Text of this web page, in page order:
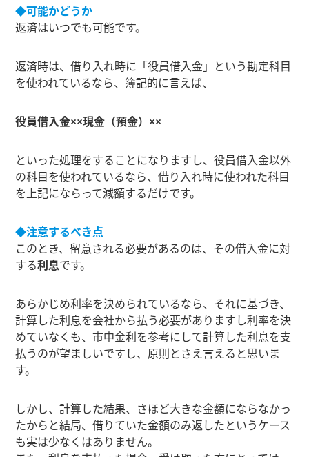
◆可能かどうか
返済はいつでも可能です。
返済時は、借り入れ時に「役員借入金」という勘定科目
を使われているなら、簿記的に言えば、
役員借入金××現金（預金）××
といった処理をすることになりますし、役員借入金以外
の科目を使われているなら、借り入れ時に使われた科目
を上記にならって減額するだけです。
◆注意するべき点
このとき、留意される必要があるのは、その借入金に対
する利息です。
あらかじめ利率を決められているなら、それに基づき、
計算した利息を会社から払う必要がありますし利率を決
めていなくも、市中金利を参考にして計算した利息を支
払うのが望ましいですし、原則とさえ言えると思いま
す。
しかし、計算した結果、さほど大きな金額にならなかっ
たからと結局、借りていた金額のみ返したというケース
も実は少なくはありません。